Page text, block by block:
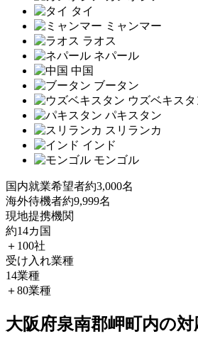
タイ
ミャンマー
ラオス
ネパール
中国
ブータン
ウズベキスタ
パキスタン
スリランカ
インド
モンゴル
国内就業希望者約3,000名
海外待機者約9,999名
現地提携機関
約14カ国
＋100社
受け入れ業種
14業種
＋80業種
大阪府泉南郡岬町内の